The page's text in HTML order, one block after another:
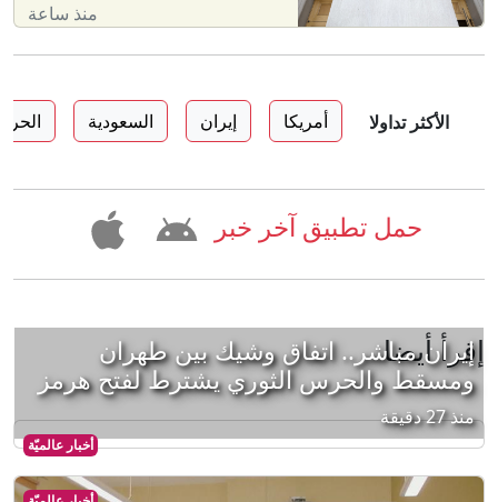
منذ ساعة
الأكثر تداولا أمريكا إيران السعودية
حمل تطبيق آخر خبر
إقرأ أيضا
أخبار عالميّة
إيران مباشر.. اتفاق وشيك بين طهران
ومسقط والحرس الثوري يشترط لفتح هرمز
منذ 27 دقيقة